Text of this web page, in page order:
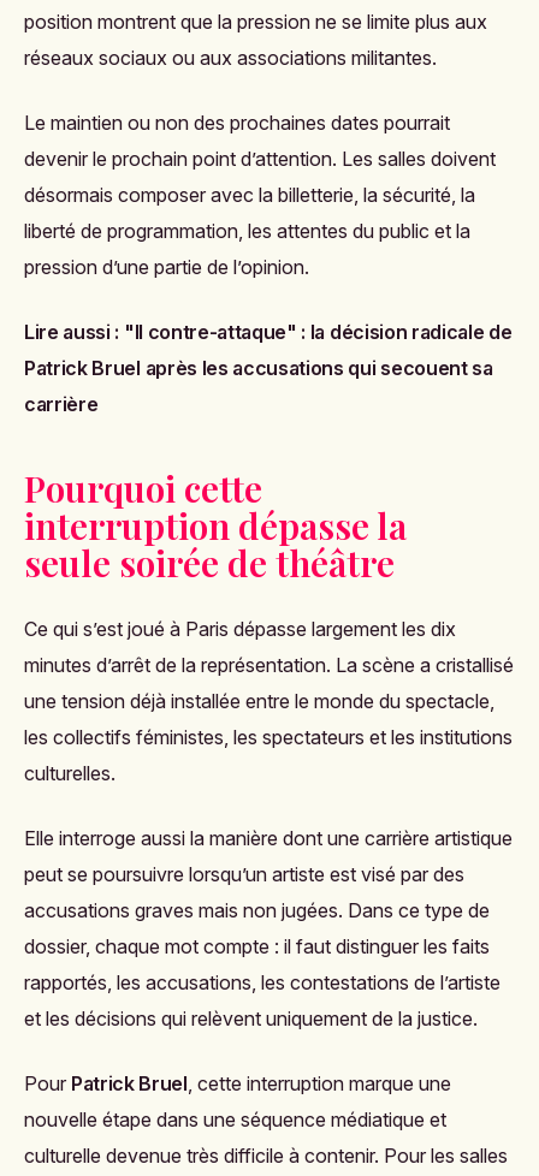
position montrent que la pression ne se limite plus aux
réseaux sociaux ou aux associations militantes.
Le maintien ou non des prochaines dates pourrait
devenir le prochain point d’attention. Les salles doivent
désormais composer avec la billetterie, la sécurité, la
liberté de programmation, les attentes du public et la
pression d’une partie de l’opinion.
Lire aussi : "Il contre-attaque" : la décision radicale de
Patrick Bruel après les accusations qui secouent sa
carrière
Pourquoi cette
interruption dépasse la
seule soirée de théâtre
Ce qui s’est joué à Paris dépasse largement les dix
minutes d’arrêt de la représentation. La scène a cristallisé
une tension déjà installée entre le monde du spectacle,
les collectifs féministes, les spectateurs et les institutions
culturelles.
Elle interroge aussi la manière dont une carrière artistique
peut se poursuivre lorsqu’un artiste est visé par des
accusations graves mais non jugées. Dans ce type de
dossier, chaque mot compte : il faut distinguer les faits
rapportés, les accusations, les contestations de l’artiste
et les décisions qui relèvent uniquement de la justice.
Pour Patrick Bruel, cette interruption marque une
nouvelle étape dans une séquence médiatique et
culturelle devenue très difficile à contenir. Pour les salles